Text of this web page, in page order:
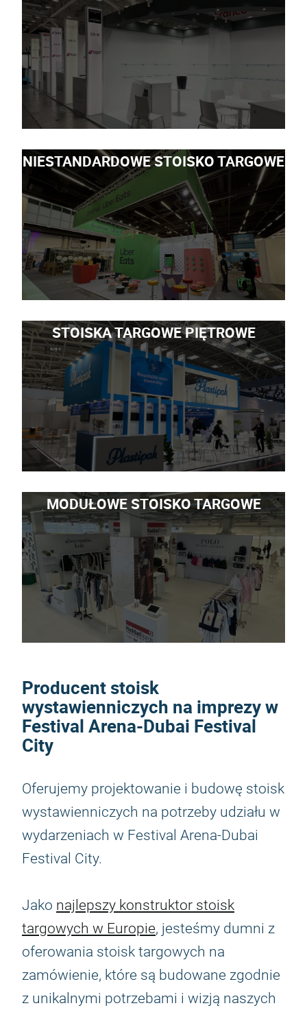
NIESTANDARDOWE STOISKO TARGOWE
STOISKA TARGOWE PIĘTROWE
MODUŁOWE STOISKO TARGOWE
Producent stoisk
wystawienniczych na imprezy w
Festival Arena-Dubai Festival
City
Oferujemy projektowanie i budowę stoisk
wystawienniczych na potrzeby udziału w
wydarzeniach w Festival Arena-Dubai
Festival City.
Jako najlepszy konstruktor stoisk
targowych w Europie, jesteśmy dumni z
oferowania stoisk targowych na
zamówienie, które są budowane zgodnie
z unikalnymi potrzebami i wizją naszych